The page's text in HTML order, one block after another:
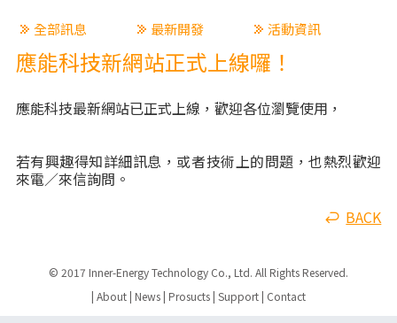
全部訊息 最新開發 活動資訊
應能科技新網站正式上線囉！
應能科技最新網站已正式上線，歡迎各位瀏覽使用，
若有興趣得知詳細訊息，或者技術上的問題，也熱烈歡迎
來電／來信詢問。
BACK
© 2017 Inner-Energy Technology Co., Ltd. All Rights Reserved.
| About | News | Prosucts | Support | Contact